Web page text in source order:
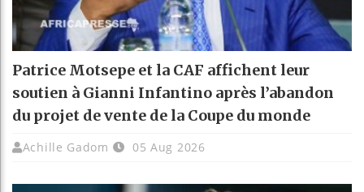
Patrice Motsepe et la CAF affichent leur
soutien à Gianni Infantino après l’abandon
du projet de vente de la Coupe du monde
Achille Gadom 05 Aug 2026